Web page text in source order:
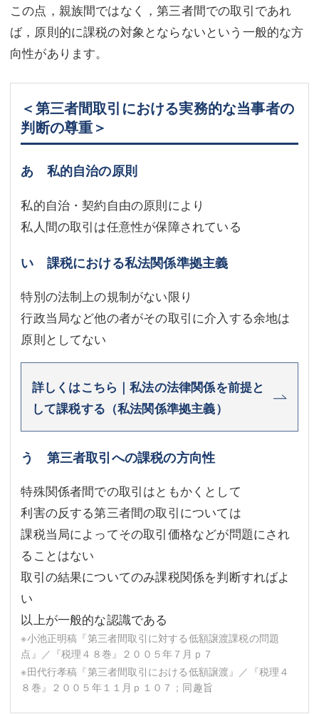
この点，親族間ではなく，第三者間での取引であれ
ば，原則的に課税の対象とならないという一般的な方
向性があります。
＜第三者間取引における実務的な当事者の
判断の尊重＞
あ 私的自治の原則
私的自治・契約自由の原則により
私人間の取引は任意性が保障されている
い 課税における私法関係準拠主義
特別の法制上の規制がない限り
行政当局など他の者がその取引に介入する余地は
原則としてない
詳しくはこちら｜私法の法律関係を前提と
して課税する（私法関係準拠主義）
う 第三者取引への課税の方向性
特殊関係者間での取引はともかくとして
利害の反する第三者間の取引については
課税当局によってその取引価格などが問題にされ
ることはない
取引の結果についてのみ課税関係を判断すればよ
い
以上が一般的な認識である
※小池正明稿『第三者間取引に対する低額譲渡課税の問題
点』／『税理４８巻』２００５年７月ｐ７
※田代行孝稿『第三者間取引における低額譲渡』／『税理４
８巻』２００５年１１月ｐ１０７；同趣旨